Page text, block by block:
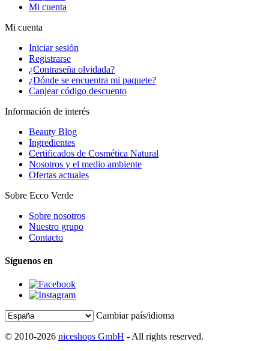
Mi cuenta
Mi cuenta
Iniciar sesión
Registrarse
¿Contraseña olvidada?
¿Dónde se encuentra mi paquete?
Canjear código descuento
Información de interés
Beauty Blog
Ingredientes
Certificados de Cosmética Natural
Nosotros y el medio ambiente
Ofertas actuales
Sobre Ecco Verde
Sobre nosotros
Nuestro grupo
Contacto
Síguenos en
Cambiar país/idioma
© 2010-2026 niceshops GmbH - All rights reserved.